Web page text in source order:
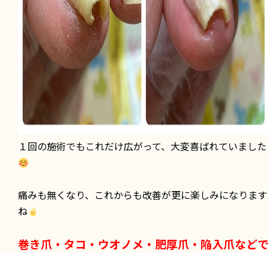
１回の施術でもこれだけ広がって、大変喜ばれていました
痛みも無くなり、これからも改善が更に楽しみになります
ね
巻き爪・タコ・ウオノメ・肥厚爪・陥入爪などで